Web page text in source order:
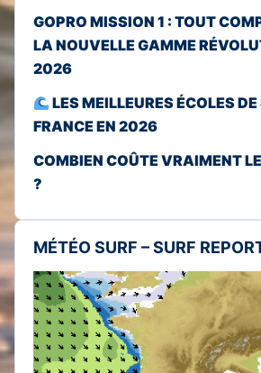
GOPRO MISSION 1 : TOUT
LA NOUVELLE GAMME
2026
LES MEILLEURES ÉCOLES DE
FRANCE EN 2026
COMBIEN COÛTE VRAIMENT
?
MÉTÉO SURF – SURF